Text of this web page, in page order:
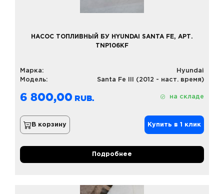
НАСОС ТОПЛИВНЫЙ БУ HYUNDAI SANTA FE, АРТ.
TNP106KF
Марка:
Hyundai
Модель:
Santa Fe III (2012 - наст. время)
6 800,00 на складе
В корзину Купить в 1 клик
Подробнее